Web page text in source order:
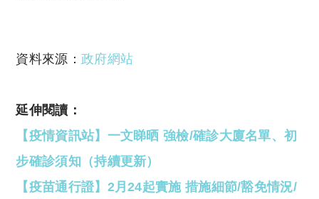
資料來源： 政府網站
延伸閱讀：
【疫情資訊站】一文睇晒 強檢/確診大廈名單、初
步確診須知（持續更新）
【疫苗通行證】2月24起實施 措施細節/豁免情況/